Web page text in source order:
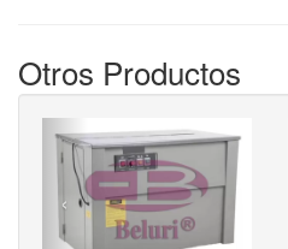
Otros Productos
‹